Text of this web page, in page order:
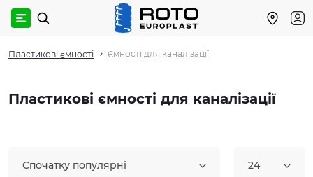
Пластикові ємності Ємності для каналізації
Пластикові ємності для каналізації
Спочатку популярні 24